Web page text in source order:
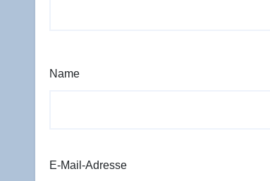
Name
E-Mail-Adresse